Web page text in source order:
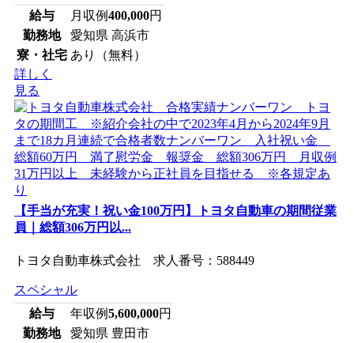
給与
月収例400,000円
勤務地
愛知県 高浜市
寮・社宅 あり（無料）
詳しく
見る
【手当が充実！祝い金100万円】トヨタ自動車の期間従業
員｜総額306万円以...
トヨタ自動車株式会社 求人番号：588449
スペシャル
給与
年収例5,600,000円
勤務地
愛知県 豊田市